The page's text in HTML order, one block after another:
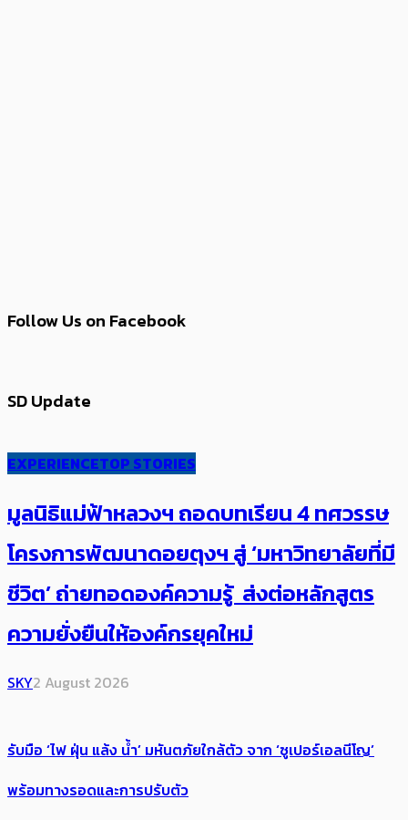
Follow Us on Facebook
SD Update
EXPERIENCETOP STORIES
มูลนิธิแม่ฟ้าหลวงฯ ถอดบทเรียน 4 ทศวรรษ
โครงการพัฒนาดอยตุงฯ สู่ ‘มหาวิทยาลัยที่มี
ชีวิต’ ถ่ายทอดองค์ความรู้ ส่งต่อหลักสูตร
ความยั่งยืนให้องค์กรยุคใหม่
SKY2 August 2026
รับมือ ‘ไฟ ฝุ่น แล้ง น้ำ’ มหันตภัยใกล้ตัว จาก ‘ซูเปอร์เอลนีโญ’
พร้อมทางรอดและการปรับตัว